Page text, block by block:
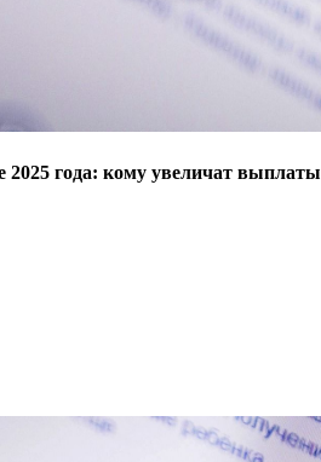
2025 года: кому увеличат выплаты